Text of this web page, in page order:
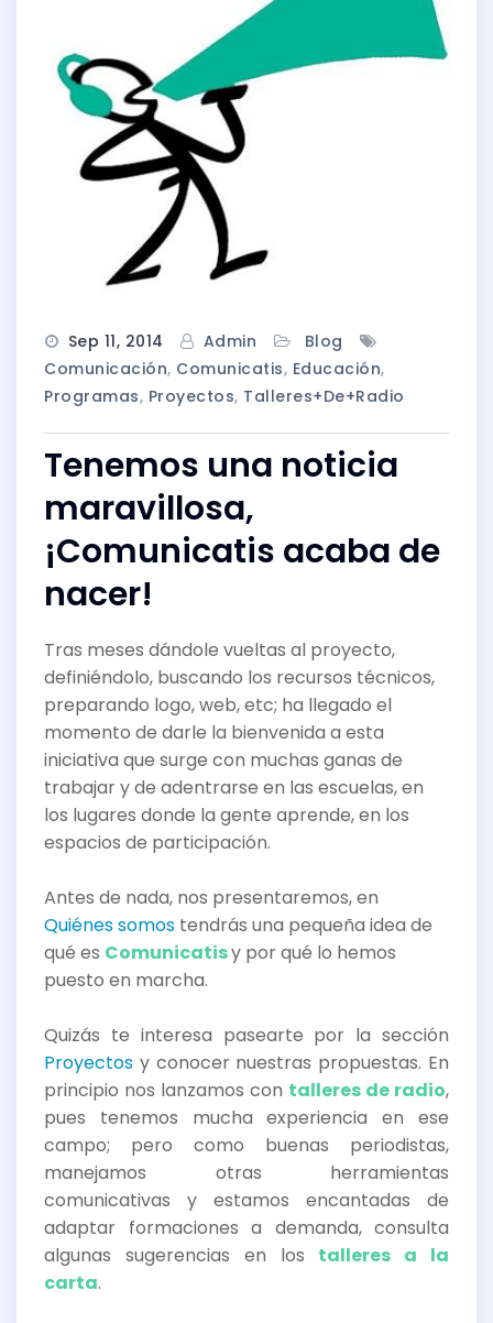
Sep 11, 2014 Admin
Blog
Comunicación, Comunicatis, Educación,
Programas, Proyectos, Talleres+de+radio
Tenemos una noticia
maravillosa,
¡Comunicatis acaba de
nacer!
Tras meses dándole vueltas al proyecto,
definiéndolo, buscando los recursos técnicos,
preparando logo, web, etc; ha llegado el
momento de darle la bienvenida a esta
iniciativa que surge con muchas ganas de
trabajar y de adentrarse en las escuelas, en
los lugares donde la gente aprende, en los
espacios de participación.
Antes de nada, nos presentaremos, en
Quiénes somos tendrás una pequeña idea de
qué es Comunicatisy por qué lo hemos
puesto en marcha.
Quizás te interesa pasearte por la sección
Proyectos y conocer nuestras propuestas. En
principio nos lanzamos con talleres de radio,
pues tenemos mucha experiencia en ese
campo; pero como buenas periodistas,
manejamos otras herramientas
comunicativas y estamos encantadas de
adaptar formaciones a demanda, consulta
algunas sugerencias en los talleres a la
carta.